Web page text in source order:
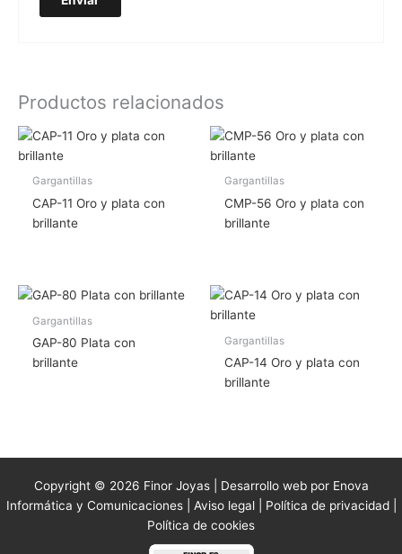
Productos relacionados
Gargantillas
CAP-11 Oro y plata con
brillante
Gargantillas
CMP-56 Oro y plata con
brillante
Gargantillas
GAP-80 Plata con
brillante
Gargantillas
CAP-14 Oro y plata con
brillante
Copyright © 2026 Finor Joyas | Desarrollo web por Enova
Informática y Comunicaciones | Aviso legal| Política de privacidad|
Política de cookies